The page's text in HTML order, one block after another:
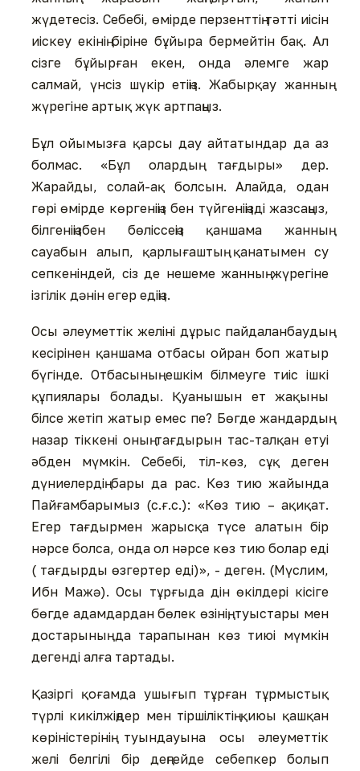
жүдетесіз. Себебі, өмірде перзенттің тəтті иісін
иіскеу екінің біріне бұйыра бермейтін бақ. Ал
сізге бұйырған екен, онда əлемге жар
салмай, үнсіз шүкір етіңіз. Жабырқау жанның
жүрегіне артық жүк артпаңыз.
Бұл ойымызға қарсы дау айтатындар да аз
болмас. «Бұл олардың тағдыры» дер.
Жарайды, солай-ақ болсын. Алайда, одан
гөрі өмірде көргеніңіз бен түйгеніңізді жазсаңыз,
білгеніңізбен бөліссеңіз қаншама жанның
сауабын алып, қарлығаштың қанатымен су
сепкеніндей, сіз де нешеме жанның жүрегіне
ізгілік дәнін егер едіңіз.
Осы əлеуметтік желіні дұрыс пайдаланбаудың
кесірінен қаншама отбасы ойран боп жатыр
бүгінде. Отбасының ешкім білмеуге тиіс ішкі
құпиялары болады. Қуанышын ет жақыны
білсе жетіп жатыр емес пе? Бөгде жандардың
назар тіккені оның тағдырын тас-талқан етуі
əбден мүмкін. Себебі, тіл-көз, сұқ деген
дүниелердің бары да рас. Көз тию жайында
Пайғамбарымыз (с.ғ.с.): «Көз тию – ақиқат.
Егер тағдырмен жарысқа түсе алатын бір
нəрсе болса, онда ол нəрсе көз тию болар еді
( тағдырды өзгертер еді)», - деген. (Мүслим,
Ибн Мажә). Осы тұрғыда дін өкілдері кісіге
бөгде адамдардан бөлек өзінің, туыстары мен
достарының да тарапынан көз тиюі мүмкін
дегенді алға тартады.
Қазіргі қоғамда ушығып тұрған тұрмыстық
түрлі кикілжіңдер мен тіршіліктің қиюы қашқан
көріністерінің туындауына осы əлеуметтік
желі белгілі бір деңгейде себепкер болып